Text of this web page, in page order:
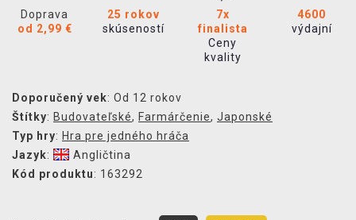
Doprava
od 2,99 €
25 rokov
skúseností
7x
finalista
Ceny
kvality
4600
výdajní
Doporučený vek: Od 12 rokov
Štítky: Budovateľské, Farmárčenie, Japonské
Typ hry: Hra pre jedného hráča
Jazyk:
Angličtina
Kód produktu: 163292